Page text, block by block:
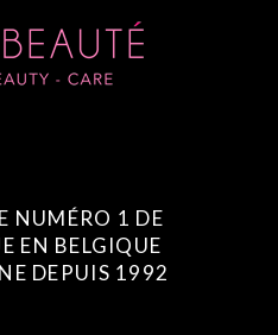
NUMÉRO 1 DE
EN BELGIQUE
DEPUIS 1992